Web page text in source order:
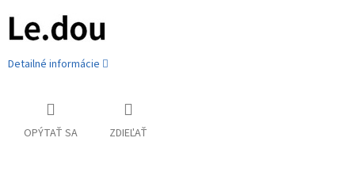
Detailné informácie
OPÝTAŤ SA ZDIEĽAŤ